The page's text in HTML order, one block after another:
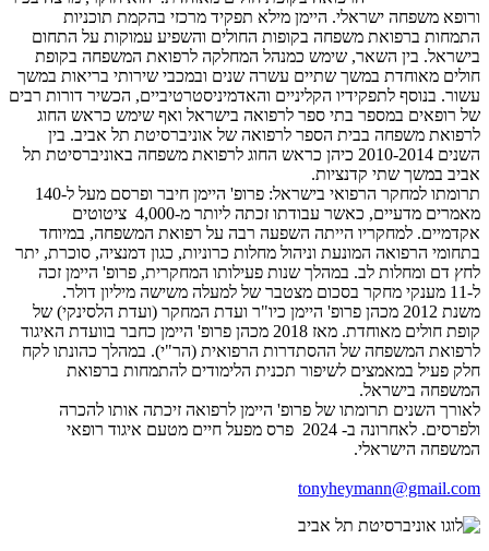
ורופא משפחה ישראלי. היימן מילא תפקיד מרכזי בהקמת תוכניות
התמחות ברפואת משפחה בקופות החולים והשפיע עמוקות על התחום
בישראל. בין השאר, שימש כמנהל המחלקה לרפואת המשפחה בקופת
חולים מאוחדת במשך שתיים עשרה שנים ובמכבי שירותי בריאות במשך
עשור. בנוסף לתפקידיו הקליניים והאדמיניסטרטיביים, הכשיר דורות רבים
של רופאים במספר בתי ספר לרפואה בישראל ואף שימש כראש החוג
לרפואת משפחה בבית הספר לרפואה של אוניברסיטת תל אביב. בין
השנים 2010-2014 כיהן כראש החוג לרפואת משפחה באוניברסיטת תל
אביב במשך שתי קדנציות.
תרומתו למחקר הרפואי בישראל: פרופ' היימן חיבר ופרסם מעל ל-140
מאמרים מדעיים, כאשר עבודתו זכתה ליותר מ-4,000 ציטוטים
אקדמיים. למחקריו הייתה השפעה רבה על רפואת המשפחה, במיוחד
בתחומי הרפואה המונעת וניהול מחלות כרוניות, כגון דמנציה, סוכרת, יתר
לחץ דם ומחלות לב. במהלך שנות פעילותו המחקרית, פרופ' היימן זכה
ל-11 מענקי מחקר בסכום מצטבר של למעלה משישה מיליון דולר.
משנת 2012 מכהן פרופ' היימן כיו"ר ועדת המחקר (ועדת הלסינקי) של
קופת חולים מאוחדת. מאז 2018 מכהן פרופ' היימן כחבר בוועדת האיגוד
לרפואת המשפחה של ההסתדרות הרפואית (הר"י). במהלך כהונתו לקח
חלק פעיל במאמצים לשיפור תכנית הלימודים להתמחות ברפואת
המשפחה בישראל.
לאורך השנים תרומתו של פרופ' היימן לרפואה זיכתה אותו להכרה
ולפרסים. לאחרונה ב- 2024 פרס מפעל חיים מטעם איגוד רופאי
המשפחה הישראלי.
tonyheymann@gmail.com